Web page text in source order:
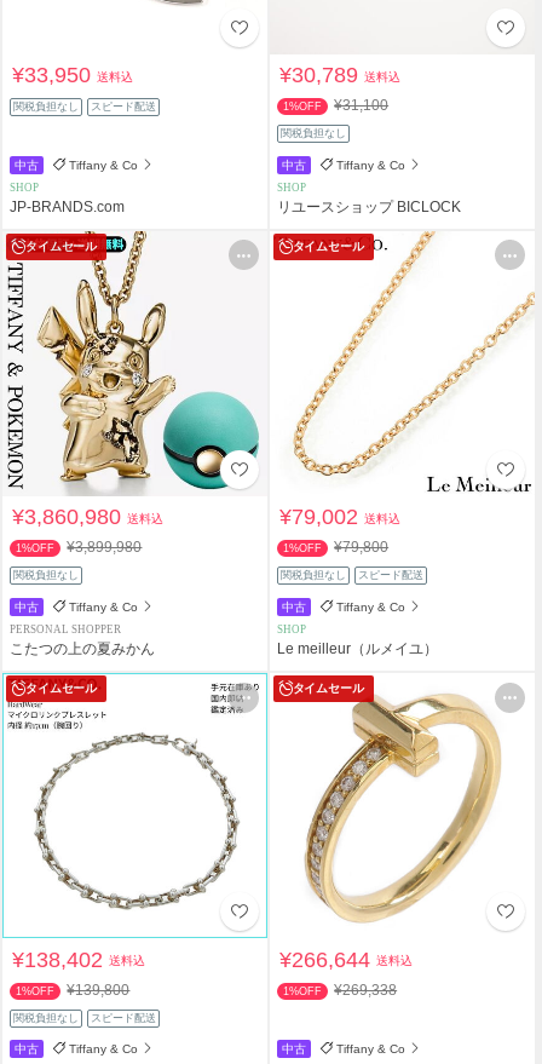
¥33,950送料込
関税負担なし スピード配送
中古 Tiffany & Co
SHOP
JP-BRANDS.com
¥30,789送料込
1%OFF ¥31,100
関税負担なし
中古 Tiffany & Co
SHOP
リユースショップ BICLOCK
タイムセール
¥3,860,980送料込
1%OFF ¥3,899,980
関税負担なし
中古 Tiffany & Co
PERSONAL SHOPPER
こたつの上の夏みかん
タイムセール
¥79,002送料込
1%OFF ¥79,800
関税負担なし スピード配送
中古 Tiffany & Co
SHOP
Le meilleur（ルメイユ）
タイムセール
¥138,402送料込
1%OFF ¥139,800
関税負担なし スピード配送
中古 Tiffany & Co
タイムセール
¥266,644送料込
1%OFF ¥269,338
中古 Tiffany & Co